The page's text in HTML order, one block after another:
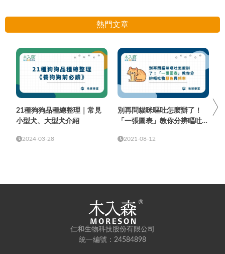
熱門文章
21種狗狗品種總整理｜常見
小型犬、大型犬介紹
2024-03-28
別再問貓咪嘔吐怎麼辦了！
「一張圖表」教你分辨嘔吐物
2021-08-12
仁和生物科技股份有限公司
統一編號：24584898